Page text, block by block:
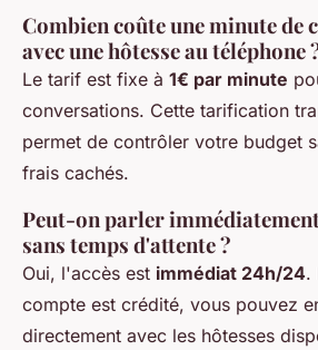
Combien coûte une minute de
avec une hôtesse au téléphone
Le tarif est fixe à 1€ par minute
conversations. Cette tarification
permet de contrôler votre budget
frais cachés.
Peut-on parler
sans temps d'attente ?
Oui, l'accès est immédiat 24h/24.
compte est crédité, vous pouvez
directement avec les hôtesses